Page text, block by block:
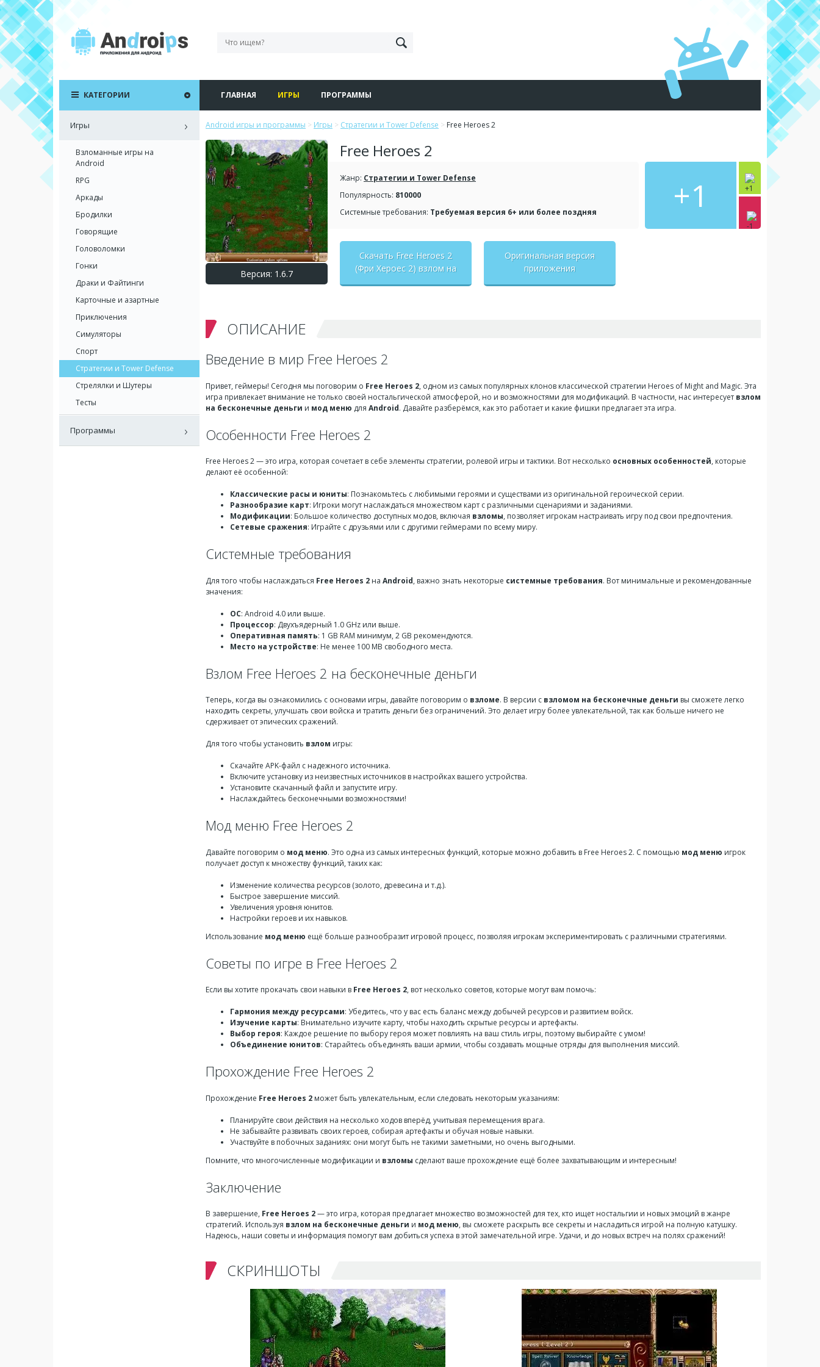
ГЛАВНАЯ ИГРЫ ПРОГРАММЫ
Android игры и программы > Игры > Стратегии и Tower Defense > Free Heroes 2
Версия: 1.6.7
Free Heroes 2
+1
Жанр: Стратегии и Tower Defense
Популярность: 810000
Системные требования: Требуемая версия 6+ или более поздняя
Скачать Free Heroes 2
(Фри Хероес 2) взлом на
Оригинальная версия
приложения
ОПИСАНИЕ
Введение в мир Free Heroes 2
Привет, геймеры! Сегодня мы поговорим о Free Heroes 2, одном из самых популярных клонов классической стратегии Heroes of Might and Magic. Эта
игра привлекает внимание не только своей ностальгической атмосферой, но и возможностями для модификаций. В частности, нас интересует взлом
на бесконечные деньги и мод меню для Android. Давайте разберёмся, как это работает и какие фишки предлагает эта игра.
Особенности Free Heroes 2
Free Heroes 2 — это игра, которая сочетает в себе элементы стратегии, ролевой игры и тактики. Вот несколько основных особенностей, которые
делают её особенной:
Классические расы и юниты: Познакомьтесь с любимыми героями и существами из оригинальной героической серии.
Разнообразие карт: Игроки могут наслаждаться множеством карт с различными сценариями и заданиями.
Модификации: Большое количество доступных модов, включая взломы, позволяет игрокам настраивать игру под свои предпочтения.
Сетевые сражения: Играйте с друзьями или с другими геймерами по всему миру.
Системные требования
Для того чтобы наслаждаться Free Heroes 2 на Android, важно знать некоторые системные требования. Вот минимальные и рекомендованные
значения:
ОС: Android 4.0 или выше.
Процессор: Двухъядерный 1.0 GHz или выше.
Оперативная память: 1 GB RAM минимум, 2 GB рекомендуются.
Место на устройстве: Не менее 100 MB свободного места.
Взлом Free Heroes 2 на бесконечные деньги
Теперь, когда вы ознакомились с основами игры, давайте поговорим о взломе. В версии с взломом на бесконечные деньги вы сможете легко
находить секреты, улучшать свои войска и тратить деньги без ограничений. Это делает игру более увлекательной, так как больше ничего не
сдерживает от эпических сражений.
Для того чтобы установить взлом игры:
Скачайте APK-файл с надежного источника.
Включите установку из неизвестных источников в настройках вашего устройства.
Установите скачанный файл и запустите игру.
Наслаждайтесь бесконечными возможностями!
Мод меню Free Heroes 2
Давайте поговорим о мод меню. Это одна из самых интересных функций, которые можно добавить в Free Heroes 2. С помощью мод меню игрок
получает доступ к множеству функций, таких как:
Изменение количества ресурсов (золото, древесина и т.д.).
Быстрое завершение миссий.
Увеличения уровня юнитов.
Настройки героев и их навыков.
Использование мод меню ещё больше разнообразит игровой процесс, позволяя игрокам экспериментировать с различными стратегиями.
Советы по игре в Free Heroes 2
Если вы хотите прокачать свои навыки в Free Heroes 2, вот несколько советов, которые могут вам помочь:
Гармония между ресурсами: Убедитесь, что у вас есть баланс между добычей ресурсов и развитием войск.
Изучение карты: Внимательно изучите карту, чтобы находить скрытые ресурсы и артефакты.
Выбор героя: Каждое решение по выбору героя может повлиять на ваш стиль игры, поэтому выбирайте с умом!
Объединение юнитов: Старайтесь объединять ваши армии, чтобы создавать мощные отряды для выполнения миссий.
Прохождение Free Heroes 2
Прохождение Free Heroes 2 может быть увлекательным, если следовать некоторым указаниям:
Планируйте свои действия на несколько ходов вперёд, учитывая перемещения врага.
Не забывайте развивать своих героев, собирая артефакты и обучая новые навыки.
Участвуйте в побочных заданиях: они могут быть не такими заметными, но очень выгодными.
Помните, что многочисленные модификации и взломы сделают ваше прохождение ещё более захватывающим и интересным!
Заключение
В завершение, Free Heroes 2— это игра, которая предлагает множество возможностей для тех, кто ищет ностальгии и новых эмоций в жанре
стратегий. Используя взлом на бесконечные деньги и мод меню, вы сможете раскрыть все секреты и насладиться игрой на полную катушку.
Надеюсь, наши советы и информация помогут вам добиться успеха в этой замечательной игре. Удачи, и до новых встреч на полях сражений!
СКРИНШОТЫ
КАТЕГОРИИ
Игры
Взломанные игры на
Android
RPG
Аркады
Бродилки
Говорящие
Головоломки
Гонки
Драки и Файтинги
Карточные и азартные
Приключения
Симуляторы
Спорт
Стратегии и Tower Defense
Стрелялки и Шутеры
Тесты
Программы